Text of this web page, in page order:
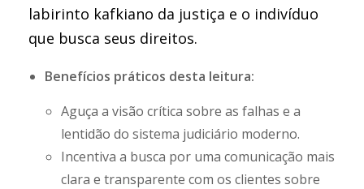
labirinto kafkiano da justiça e o indivíduo
que busca seus direitos.
Benefícios práticos desta leitura:
Aguça a visão crítica sobre as falhas e a
lentidão do sistema judiciário moderno.
Incentiva a busca por uma comunicação mais
clara e transparente com os clientes sobre